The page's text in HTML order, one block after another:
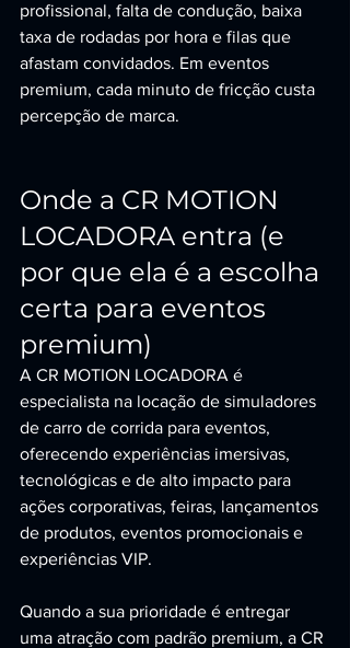
profissional, falta de condução, baixa
taxa de rodadas por hora e filas que
afastam convidados. Em eventos
premium, cada minuto de fricção custa
percepção de marca.
Onde a CR MOTION
LOCADORA entra (e
por que ela é a escolha
certa para eventos
premium)
A CR MOTION LOCADORA é
especialista na locação de simuladores
de carro de corrida para eventos,
oferecendo experiências imersivas,
tecnológicas e de alto impacto para
ações corporativas, feiras, lançamentos
de produtos, eventos promocionais e
experiências VIP.
Quando a sua prioridade é entregar
uma atração com padrão premium, a CR